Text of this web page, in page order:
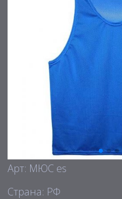
Арт: МЮС es
Страна: РФ